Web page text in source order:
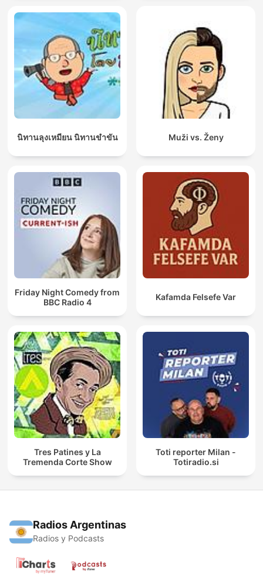
นิทานลุงเหมียน นิทานขำขัน Muži vs. Ženy
Friday Night Comedy from
BBC Radio 4
Kafamda Felsefe Var
Tres Patines y La
Tremenda Corte Show
Toti reporter Milan -
Totiradio.si
Radios Argentinas
Radios y Podcasts